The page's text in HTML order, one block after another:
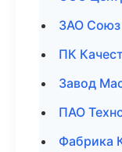
ЗАО Союз
ПК
Завод
ПАО
Фабрика